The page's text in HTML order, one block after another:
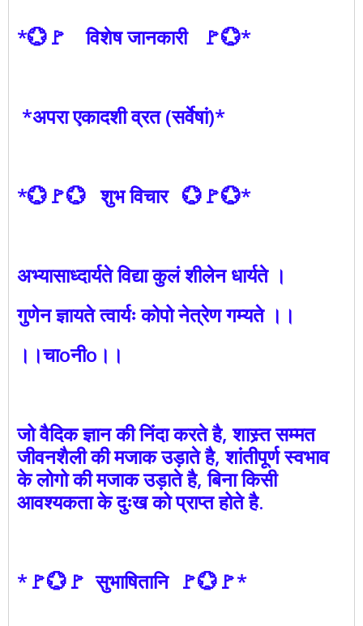
*💮🚩 विशेष जानकारी 🚩💮*
*अपरा एकादशी व्रत (सर्वेषां)*
*💮🚩💮 शुभ विचार 💮🚩💮*
अभ्यासाध्दार्यते विद्या कुलं शीलेन धार्यते ।
गुणेन ज्ञायते त्वार्यः कोपो नेत्रेण गम्यते ।।
।।चाoनीo।।
जो वैदिक ज्ञान की निंदा करते है, शास्र्त सम्मत
जीवनशैली की मजाक उड़ाते है, शांतीपूर्ण स्वभाव
के लोगो की मजाक उड़ाते है, बिना किसी
आवश्यकता के दुःख को प्राप्त होते है.
*🚩💮🚩 सुभाषितानि 🚩💮🚩*